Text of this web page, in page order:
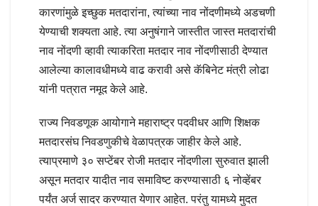
कारणांमुळे इच्छुक मतदारांना, त्यांच्या नाव नोंदणीमध्ये अडचणी
येण्याची शक्यता आहे. त्या अनुषंगाने जास्तीत जास्त मतदारांची
नाव नोंदणी व्हावी त्याकरिता मतदार नाव नोंदणीसाठी देण्यात
आलेल्या कालावधीमध्ये वाढ करावी असे कॅबिनेट मंत्री लोढा
यांनी पत्रात नमूद केले आहे.
राज्य निवडणूक आयोगाने महाराष्ट्र पदवीधर आणि शिक्षक
मतदारसंघ निवडणुकीचे वेळापत्रक जाहीर केले आहे.
त्याप्रमाणे ३० सप्टेंबर रोजी मतदार नोंदणीला सुरुवात झाली
असून मतदार यादीत नाव समाविष्ट करण्यासाठी ६ नोव्हेंबर
पर्यंत अर्ज सादर करण्यात येणार आहेत. परंतु यामध्ये मुदत